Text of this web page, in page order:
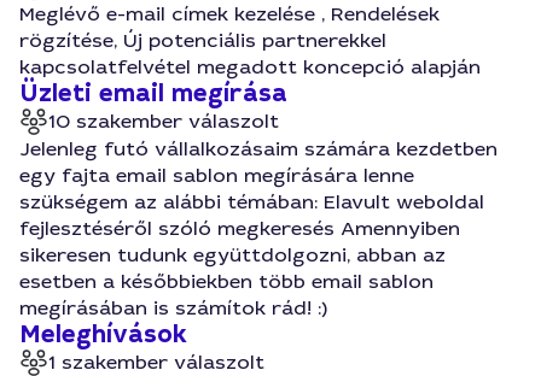
Meglévő e-mail címek kezelése , Rendelések
rögzítése, Új potenciális partnerekkel
kapcsolatfelvétel megadott koncepció alapján
Üzleti email megírása
10 szakember válaszolt
Jelenleg futó vállalkozásaim számára kezdetben
egy fajta email sablon megírására lenne
szükségem az alábbi témában: Elavult weboldal
fejlesztéséről szóló megkeresés Amennyiben
sikeresen tudunk együttdolgozni, abban az
esetben a későbbiekben több email sablon
megírásában is számítok rád! :)
Meleghívások
1 szakember válaszolt